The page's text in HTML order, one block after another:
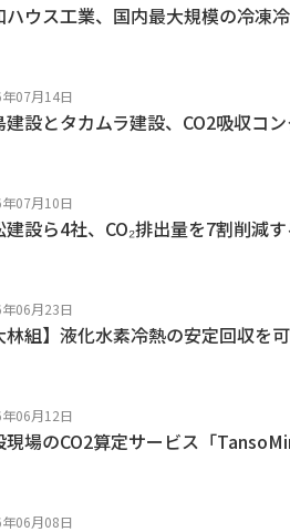
ハウス工業、国内最大規模の冷凍
07月14日
建設とタカムラ建設、CO2吸収コ
07月10日
建設ら4社、CO₂排出量を7割削減
06月23日
林組】液化水素冷熱の安定回収を
06月12日
現場のCO2算定サービス「
06月08日